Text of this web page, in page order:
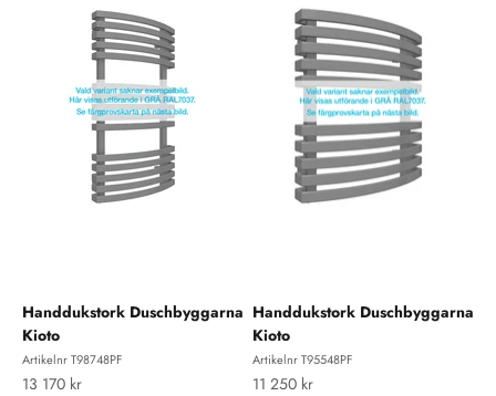
Handdukstork Duschbyggarna
Kioto
Artikelnr T98748PF
REA-pris
13 170 kr
Handdukstork Duschbyggarna
Kioto
Artikelnr T95548PF
REA-pris
11 250 kr